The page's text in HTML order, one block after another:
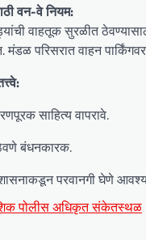
वन-वे नियम:
वाहतूक सुरळीत
परिसरात वाहन
साहित्य वापरावे.
बंधनकारक.
परवानगी घेणे
पोलीस अधिकृत संकेतस्थळ